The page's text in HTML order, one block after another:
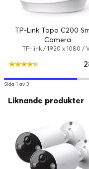
TP-Link Tapo C200
Camera
TP-link / 1920 x 1080 /
Sida 1 av 3
Liknande produkter